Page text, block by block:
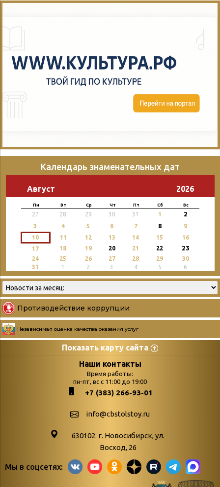
Календарь знаменательных дат
Август 2026
Пн Вт Ср Чт Пт Сб Вс
27 28 29 30 31 1 2
3 4 5 6 7 8
9
10
11 12 13 14 15
16
17
18 19 20 21 22 23
24 25 26 27 28 29
30
31
1 2 3 4 5 6
Противодействие коррупции
Независимая оценка качества оказания услуг
Показать карту сайта
Страницы
podvedenie-itogov-festivalya-
paskhalnaya-palitra
Библионочь – как ярмарка точь-в-
поступлений
Война. Народ.
живые»
Наши контакты
Время работы:
пн-пт, вс с 11:00 до 19:00
+7 (383) 266-93-01
info@cbstolstoy.ru
630102. г. Новосибирск, ул.
Восход, 26
Мы в соцсетях: